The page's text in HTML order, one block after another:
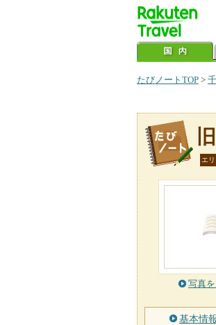
たびノートTOP >
エ
写真
基本情